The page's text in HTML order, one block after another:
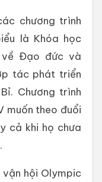
chương trình
là Khóa học
về Đạo đức và
tác phát triển
Chương trình
muốn theo đuổi
cả khi họ chưa
vận hội Olympic